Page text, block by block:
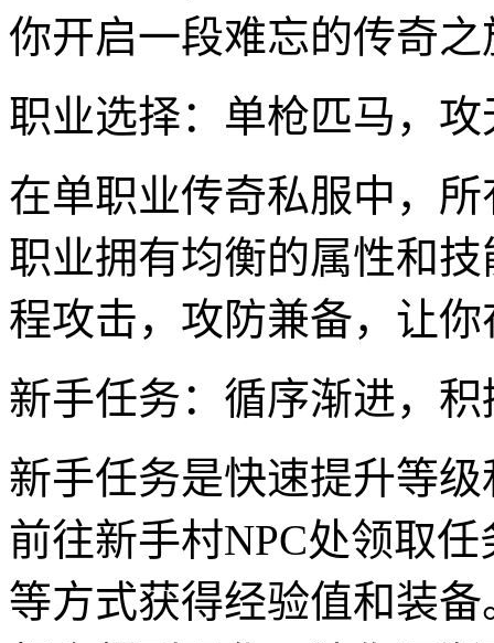
你开启一段难忘的传奇之
职业选择：单枪匹马，攻
在单职业传奇私服中，
职业拥有均衡的属性和
程攻击，攻防兼备，让
新手任务：循序渐进，积
新手任务是快速提升等
前往新手村NPC处领取
等方式获得经验值和装